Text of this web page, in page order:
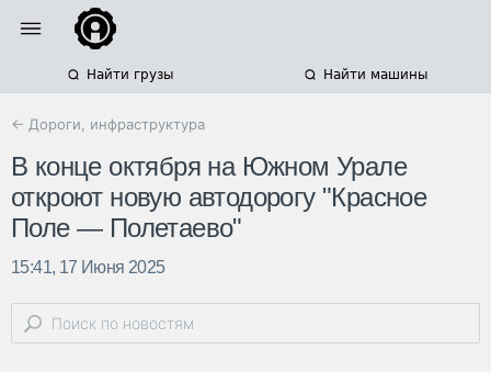
Найти грузы Найти машины
← Дороги, инфраструктура
В конце октября на Южном Урале
откроют новую автодорогу "Красное
Поле — Полетаево"
15:41, 17 Июня 2025